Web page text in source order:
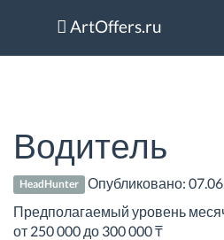
ArtOffers.ru
Водитель
HeadHunter Опубликовано:
Предполагаемый уровень
от 250 000 до 300 000 ₸